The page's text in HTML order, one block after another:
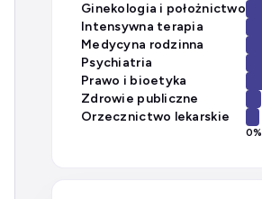
Ginekologia i położnictwo
Intensywna terapia
Medycyna rodzinna
Psychiatria
Prawo i bioetyka
Zdrowie publiczne
Orzecznictwo lekarskie
0%